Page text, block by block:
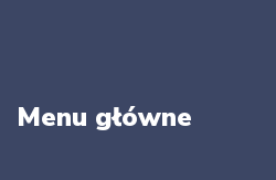
Menu główne